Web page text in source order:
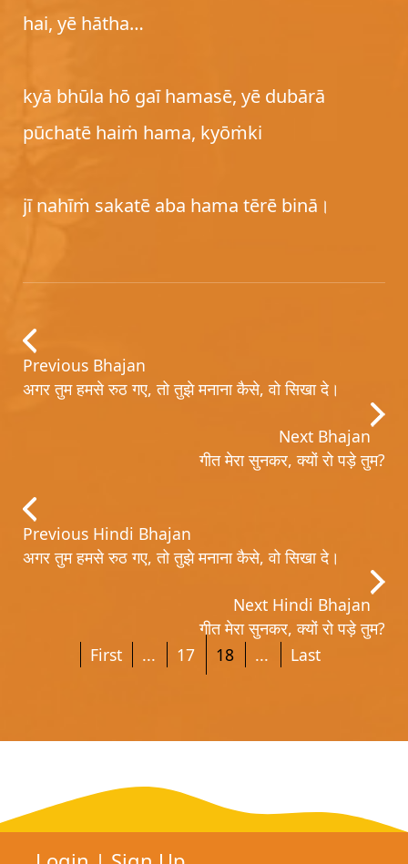
hai, yē hātha…
kyā bhūla hō gaī hamasē, yē dubārā
pūchatē haiṁ hama, kyōṁki
jī nahīṁ sakatē aba hama tērē binā।
Previous Bhajan
अगर तुम हमसे रुठ गए, तो तुझे मनाना कैसे, वो सिखा दे।
Next Bhajan
गीत मेरा सुनकर, क्यों रो पड़े तुम?
Previous Hindi Bhajan
अगर तुम हमसे रुठ गए, तो तुझे मनाना कैसे, वो सिखा दे।
Next Hindi Bhajan
गीत मेरा सुनकर, क्यों रो पड़े तुम?
First
... 17 18 ... Last